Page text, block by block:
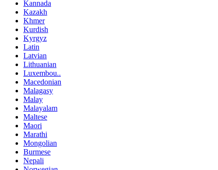
Kannada
Kazakh
Khmer
Kurdish
Kyrgyz
Latin
Latvian
Lithuanian
Luxembou..
Macedonian
Malagasy
Malay
Malayalam
Maltese
Maori
Marathi
Mongolian
Burmese
Nepali